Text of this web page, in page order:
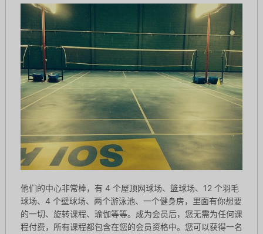
他们的中心非常棒，有 4 个屋顶网球场、篮球场、12 个羽毛
球场、4 个壁球场、两个游泳池、一个健身房，里面有你想要
的一切、旋转课程、瑜伽等等。成为会员后，您无需为任何课
程付费，所有课程都包含在您的会员资格中。您可以获得一名